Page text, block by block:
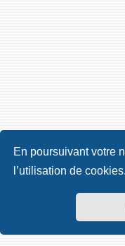
En poursuivant votre
l’utilisation de cookies.